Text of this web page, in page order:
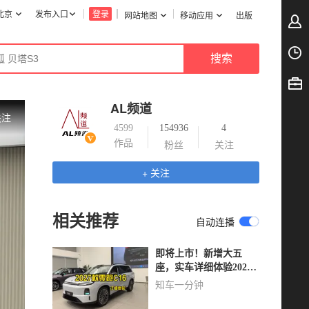
网站地图 移动应用 出版
登录
发布入口
京
AL频道
4599
作品
154936
粉丝
4
关注
+ 关注
相关推荐 自动连播
即将上市！新增大五
座，实车详细体验2027
款零跑C16
知车一分钟